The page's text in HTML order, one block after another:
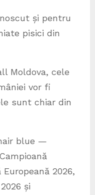
și pentru
pisici din
Moldova, cele
vor fi
sunt chiar din
blue —
2026,
și